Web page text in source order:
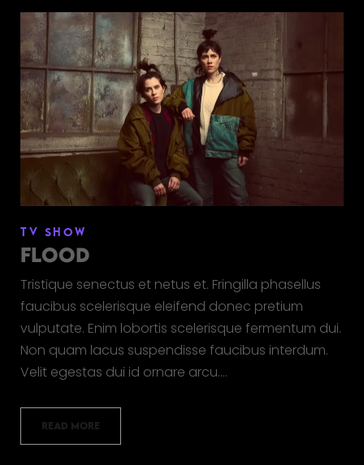
TV SHOW
FLOOD
Tristique senectus et netus et. Fringilla phasellus
faucibus scelerisque eleifend donec pretium
vulputate. Enim lobortis scelerisque fermentum dui.
Non quam lacus suspendisse faucibus interdum.
Velit egestas dui id ornare arcu.…
READ MORE